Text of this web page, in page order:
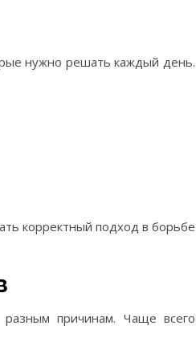
нужно решать каждый день.
корректный подход в борьбе
причинам. Чаще всего